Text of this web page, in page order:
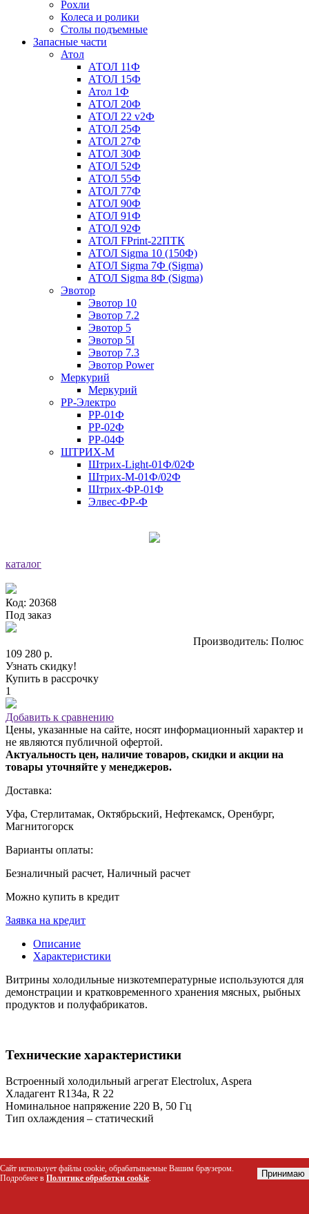
Рохли
Колеса и ролики
Столы подъемные
Запасные части
Атол
АТОЛ 11Ф
АТОЛ 15Ф
Атол 1Ф
АТОЛ 20Ф
АТОЛ 22 v2Ф
АТОЛ 25Ф
АТОЛ 27Ф
АТОЛ 30Ф
АТОЛ 52Ф
АТОЛ 55Ф
АТОЛ 77Ф
АТОЛ 90Ф
АТОЛ 91Ф
АТОЛ 92Ф
АТОЛ FPrint-22ПТК
АТОЛ Sigma 10 (150Ф)
АТОЛ Sigma 7Ф (Sigma)
АТОЛ Sigma 8Ф (Sigma)
Эвотор
Эвотор 10
Эвотор 7.2
Эвотор 5
Эвотор 5I
Эвотор 7.3
Эвотор Power
Меркурий
Меркурий
РР-Электро
РР-01Ф
РР-02Ф
РР-04Ф
ШТРИХ-М
Штрих-Light-01Ф/02Ф
Штрих-М-01Ф/02Ф
Штрих-ФР-01Ф
Элвес-ФР-Ф
каталог
Код: 20368
Под заказ
Производитель: Полюс
109 280 р.
Узнать скидку!
Купить в рассрочку
1
Добавить к сравнению
Цены, указанные на сайте, носят информационный характер и
не являются публичной офертой.
Актуальность цен, наличие товаров, скидки и акции на
товары уточняйте у менеджеров.
Доставка:
Уфа, Стерлитамак, Октябрьский, Нефтекамск, Оренбург,
Магнитогорск
Варианты оплаты:
Безналичный расчет, Наличный расчет
Можно купить в кредит
Заявка на кредит
Описание
Характеристики
Витрины холодильные низкотемпературные используются для
демонстрации и кратковременного хранения мясных, рыбных
продуктов и полуфабрикатов.
Технические характеристики
Встроенный холодильный агрегат Electrolux, Aspera
Хладагент R134a, R 22
Номинальное напряжение 220 В, 50 Гц
Тип охлаждения – статический
Габариты
Сайт использует файлы cookie, обрабатываемые Вашим браузером.
Подробнее в Политике обработки cookie. Принимаю